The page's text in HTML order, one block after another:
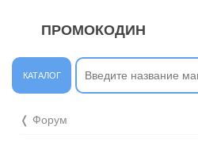
ПРОМОКОДИН
КАТАЛОГ
❬ Форум
Новые сообщения
найдёте интересные новости.